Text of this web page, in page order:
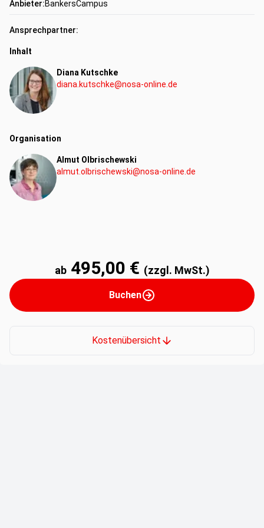
Kompetenzen:
Fachkompetenz
Anbieter:BankersCampus
Ansprechpartner:
Inhalt
Diana Kutschke
diana.kutschke@nosa-online.de
Organisation
Almut Olbrischewski
almut.olbrischewski@nosa-online.de
ab 495,00 € (zzgl. MwSt.)
Buchen
Kostenübersicht